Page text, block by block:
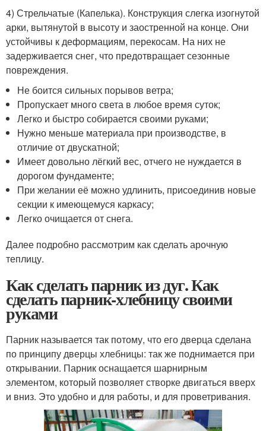
4) Стрельчатые (Капелька). Конструкция слегка изогнутой
арки, вытянутой в высоту и заостренной на конце. Они
устойчивы к деформациям, перекосам. На них не
задерживается снег, что предотвращает сезонные
повреждения.
Не боится сильных порывов ветра;
Пропускает много света в любое время суток;
Легко и быстро собирается своими руками;
Нужно меньше материала при производстве, в
отличие от двускатной;
Имеет довольно лёгкий вес, отчего не нуждается в
дорогом фундаменте;
При желании её можно удлинить, присоединив новые
секции к имеющемуся каркасу;
Легко очищается от снега.
Далее подробно рассмотрим как сделать арочную
теплицу.
Как сделать парник из дуг. Как
сделать парник-хлебницу своими
руками
Парник называется так потому, что его дверца сделана
по принципу дверцы хлебницы: так же поднимается при
открывании. Парник оснащается шарнирным
элементом, который позволяет створке двигаться вверх
и вниз. Это удобно и для работы, и для проветривания.